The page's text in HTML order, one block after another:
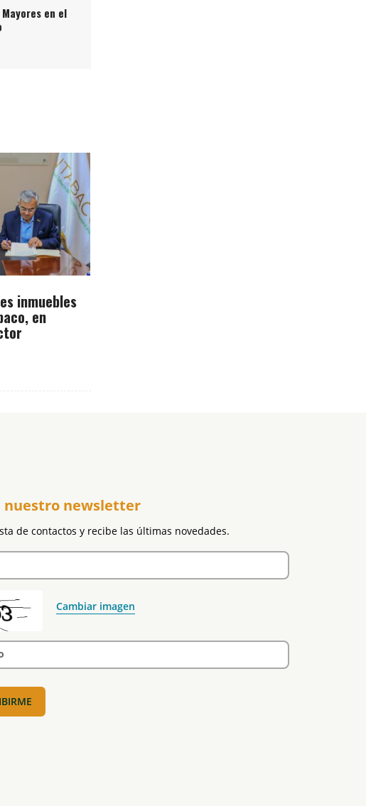
en el
inmuebles
en
nuestro newsletter
de contactos y recibe las últimas novedades.
Cambiar imagen